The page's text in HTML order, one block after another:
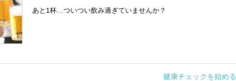
あと1杯…ついつい飲み過ぎていませんか？
健康チェックを始める